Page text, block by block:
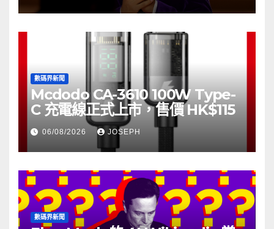
數碼界新聞
Mcdodo CA-3610 100W Type-
C 充電線正式上市，售價 HK$115
06/08/2026 JOSEPH
數碼界新聞